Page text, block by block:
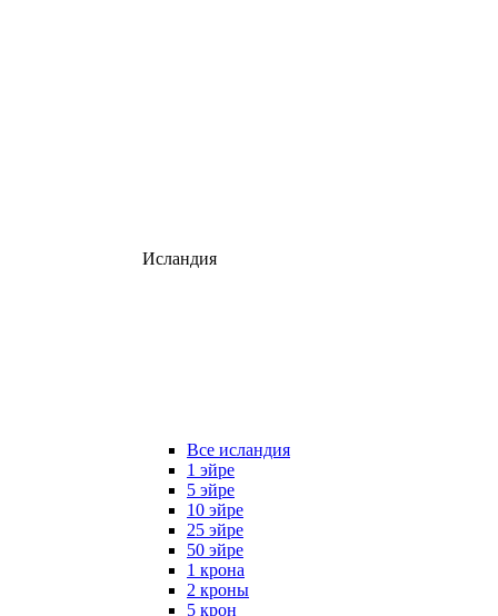
Исландия
Все исландия
1 эйре
5 эйре
10 эйре
25 эйре
50 эйре
1 крона
2 кроны
5 крон